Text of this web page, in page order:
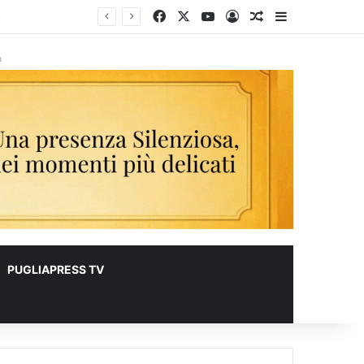
FacebookYou TubeAccediUn articolo a
PUGLIAPRESS TV